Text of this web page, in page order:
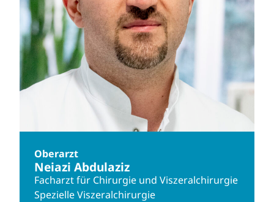
Oberarzt
Neiazi Abdulaziz
Facharzt für Chirurgie und Viszeralchirurgie
Spezielle Viszeralchirurgie